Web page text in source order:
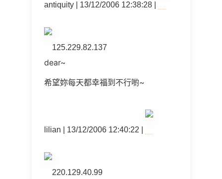
antiquity | 13/12/2006 12:38:28 |
125.229.82.137
dear~
希望妳每天都幸福到不行喲~
lilian | 13/12/2006 12:40:22 |
220.129.40.99